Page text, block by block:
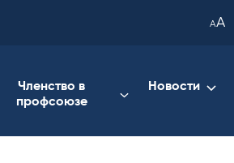
AA
Членство в
профсоюзе
Новости
your